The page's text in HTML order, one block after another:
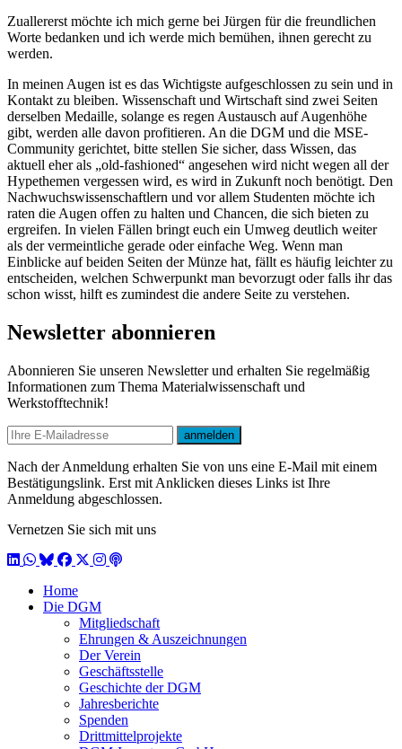
Zuallererst möchte ich mich gerne bei Jürgen für die freundlichen
Worte bedanken und ich werde mich bemühen, ihnen gerecht zu
werden.
In meinen Augen ist es das Wichtigste aufgeschlossen zu sein und in
Kontakt zu bleiben. Wissenschaft und Wirtschaft sind zwei Seiten
derselben Medaille, solange es regen Austausch auf Augenhöhe
gibt, werden alle davon profitieren. An die DGM und die MSE-
Community gerichtet, bitte stellen Sie sicher, dass Wissen, das
aktuell eher als „old-fashioned“ angesehen wird nicht wegen all der
Hypethemen vergessen wird, es wird in Zukunft noch benötigt. Den
Nachwuchswissenschaftlern und vor allem Studenten möchte ich
raten die Augen offen zu halten und Chancen, die sich bieten zu
ergreifen. In vielen Fällen bringt euch ein Umweg deutlich weiter
als der vermeintliche gerade oder einfache Weg. Wenn man
Einblicke auf beiden Seiten der Münze hat, fällt es häufig leichter zu
entscheiden, welchen Schwerpunkt man bevorzugt oder falls ihr das
schon wisst, hilft es zumindest die andere Seite zu verstehen.
Newsletter abonnieren
Abonnieren Sie unseren Newsletter und erhalten Sie regelmäßig
Informationen zum Thema Materialwissenschaft und
Werkstofftechnik!
E-mail
anmelden
Nach der Anmeldung erhalten Sie von uns eine E-Mail mit einem
Bestätigungslink. Erst mit Anklicken dieses Links ist Ihre
Anmeldung abgeschlossen.
Vernetzen Sie sich mit uns
LinkedIn
WhatsApp
BlueSky
Facebook
X / Twitter
Instagram
Podcast
Home
Die DGM
Mitgliedschaft
Ehrungen & Auszeichnungen
Der Verein
Geschäftsstelle
Geschichte der DGM
Jahresberichte
Spenden
Drittmittelprojekte